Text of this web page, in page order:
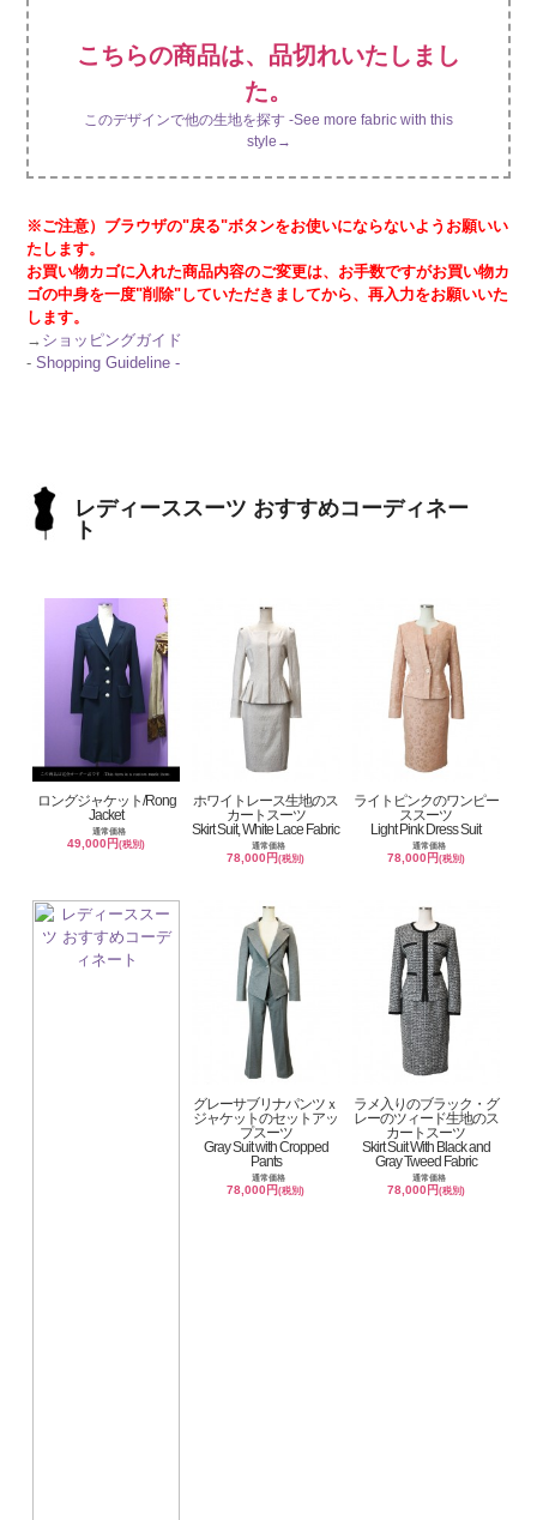
こちらの商品は、品切れいたしまし
た。
このデザインで他の生地を探す -See more fabric with this
style→
※ご注意）ブラウザの"戻る"ボタンをお使いにならないようお願いい
たします。
お買い物カゴに入れた商品内容のご変更は、お手数ですがお買い物カ
ゴの中身を一度"削除"していただきましてから、再入力をお願いいた
します。
→ ショッピングガイド
- Shopping Guideline -
レディーススーツ おすすめコーディネー
ト
ロングジャケット/Rong
Jacket
通常価格
49,000円(税別)
ホワイトレース生地のス
カートスーツ
Skirt Suit, White Lace Fabric
通常価格
78,000円(税別)
ライトピンクのワンピー
ススーツ
Light Pink Dress Suit
通常価格
78,000円 (税別)
グレーサブリナパンツｘ
ジャケットのセットアッ
プスーツ
Gray Suit with Cropped
Pants
通常価格
78,000円(税別)
ラメ入りのブラック・グ
レーのツィード生地のス
カートスーツ
Skirt Suit With Black and
Gray Tweed Fabric
通常価格
78,000円 (税別)